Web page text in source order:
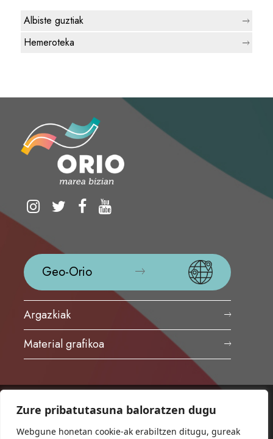
Zure pribatutasuna baloratzen dugu
Webgune honetan cookie-ak erabiltzen ditugu, gureak
Albiste guztiak
Hemeroteka
Geo-Orio
Argazkiak
Material grafikoa
ORIOKO UDALA
Herriko plaza,1